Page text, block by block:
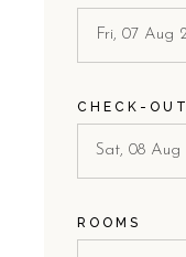
CHECK-OUT
ROOMS